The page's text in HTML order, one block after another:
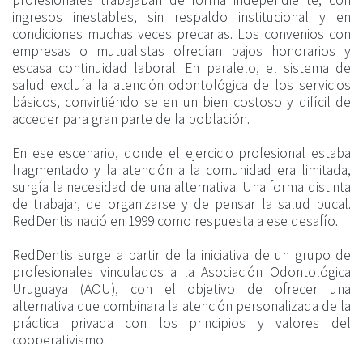
ingresos inestables, sin respaldo institucional y en
condiciones muchas veces precarias. Los convenios con
empresas o mutualistas ofrecían bajos honorarios y
escasa continuidad laboral. En paralelo, el sistema de
salud excluía la atención odontológica de los servicios
básicos, convirtiéndo se en un bien costoso y difícil de
acceder para gran parte de la población.
En ese escenario, donde el ejercicio profesional estaba
fragmentado y la atención a la comunidad era limitada,
surgía la necesidad de una alternativa. Una forma distinta
de trabajar, de organizarse y de pensar la salud bucal.
RedDentis nació en 1999 como respuesta a ese desafío.
RedDentis surge a partir de la iniciativa de un grupo de
profesionales vinculados a la Asociación Odontológica
Uruguaya (AOU), con el objetivo de ofrecer una
alternativa que combinara la atención personalizada de la
práctica privada con los principios y valores del
cooperativismo.